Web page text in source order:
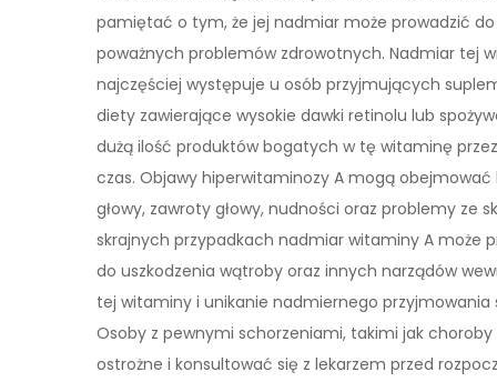
pamiętać o tym, że jej nadmiar może prowadzić do
poważnych problemów zdrowotnych. Nadmiar tej
najczęściej występuje u osób przyjmujących
diety zawierające wysokie dawki retinolu lub
dużą ilość produktów bogatych w tę witaminę przez
czas. Objawy hiperwitaminozy A mogą obejmować
głowy, zawroty głowy, nudności oraz problemy ze
skrajnych przypadkach nadmiar witaminy A może
do uszkodzenia wątroby oraz innych narządów
tej witaminy i unikanie nadmiernego
Osoby z pewnymi schorzeniami, takimi jak
ostrożne i konsultować się z lekarzem przed